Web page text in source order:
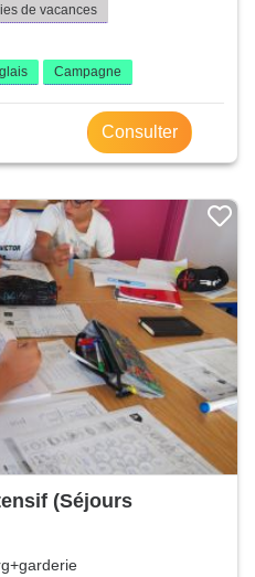
de vacances
Campagne
Consulter
(Séjours